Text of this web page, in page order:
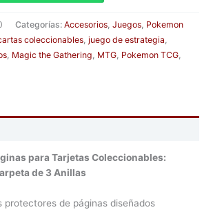
Categorías: Accesorios, Juegos, Pokemon
coleccionables, juego de estrategia,
, Magic the Gathering, MTG, Pokemon TCG,
para Tarjetas Coleccionables:
de 3 Anillas
protectores de páginas diseñados